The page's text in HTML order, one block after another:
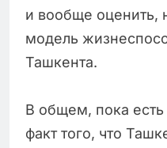
и вообще оценить,
модель
Ташкента.
В общем, пока
факт того, что